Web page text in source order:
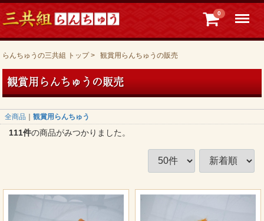
0 Menu
らんちゅうの三共組 トップ 観賞用らんちゅうの販売
観賞用らんちゅうの販売
全商品 観賞用らんちゅう
111件の商品がみつかりました。